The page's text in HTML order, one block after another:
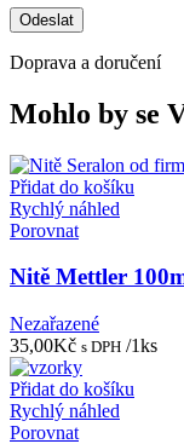
Doprava a doručení
Mohlo by se
Přidat do košíku
Rychlý náhled
Porovnat
Nitě Mettler
Nezařazené
35,00Kč s DPH /1ks
Přidat do košíku
Rychlý náhled
Porovnat